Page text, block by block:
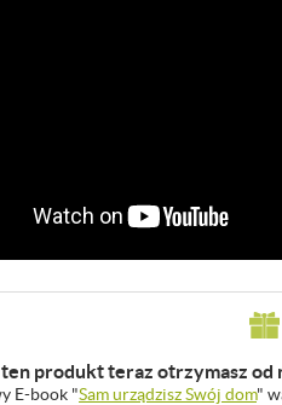
produkt teraz otrzymasz od
E-book "Sam urządzisz Swój dom"